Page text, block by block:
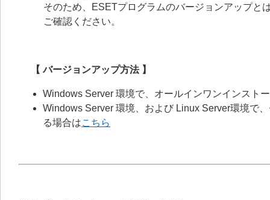
そのため、ESETプログラムのバージョンアップと
ご確認ください。
【 バージョンアップ方法 】
Windows Server 環境で、オールインワンインスト
Windows Server 環境、および Linux Server環境で
る場合はこちら